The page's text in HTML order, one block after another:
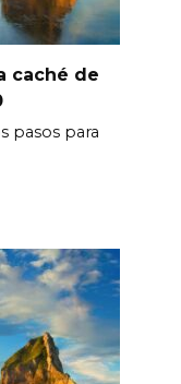
caché de
pasos para